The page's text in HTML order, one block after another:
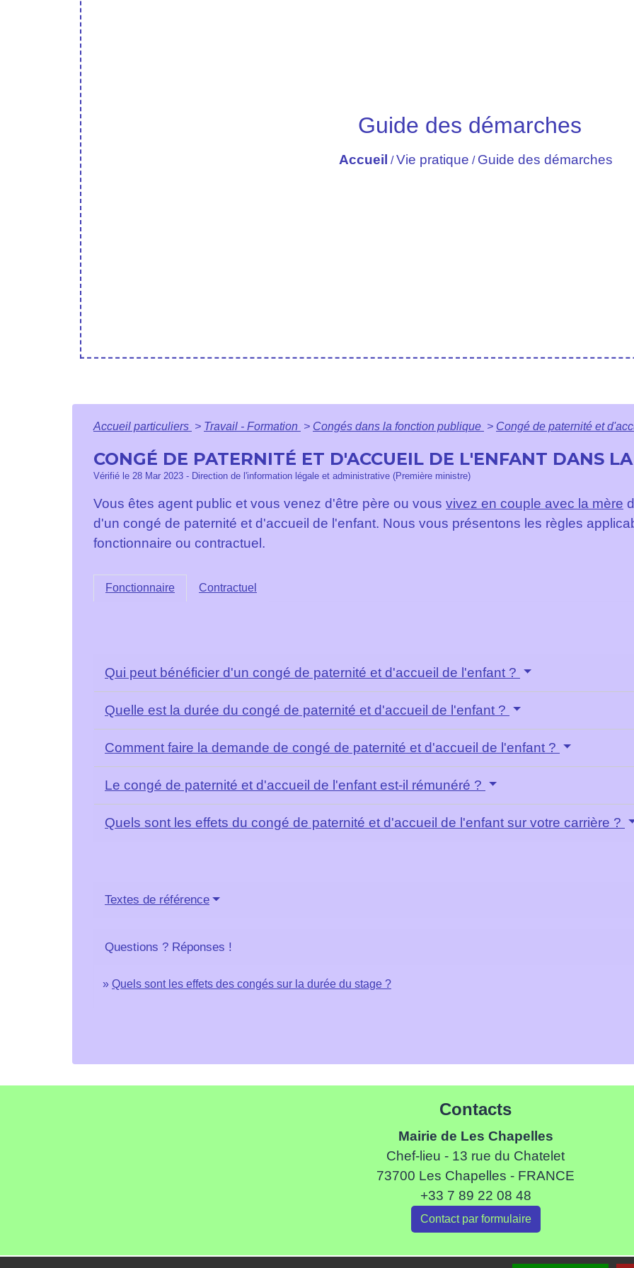
Guide des démarches
Accueil /Vie pratique / Guide des démarches
Accueil particuliers > Travail - Formation > Congés dans la fonction publique > Congé de paternité et
CONGÉ DE PATERNITÉ ET D'ACCUEIL DE L'ENFANT DANS
Vérifié le 28 Mar 2023 - Direction de l'information légale et administrative (Première ministre)
Vous êtes agent public et vous venez d'être père ou vous vivez en couple avec la mère
d'un congé de paternité et d'accueil de l'enfant. Nous vous présentons les règles
fonctionnaire ou contractuel.
Fonctionnaire Contractuel
Qui peut bénéficier d'un congé de paternité et d'accueil de l'enfant ?
Quelle est la durée du congé de paternité et d'accueil de l'enfant ?
Comment faire la demande de congé de paternité et d'accueil de l'enfant ?
Le congé de paternité et d'accueil de l'enfant est-il rémunéré ?
Quels sont les effets du congé de paternité et d'accueil de l'enfant sur votre carrière ?
Textes de référence
Questions ? Réponses !
Quels sont les effets des congés sur la durée du stage ?
Contacts
Mairie de Les Chapelles
Chef-lieu - 13 rue du Chatelet
73700 Les Chapelles - FRANCE
+33 7 89 22 08 48
Contact par formulaire